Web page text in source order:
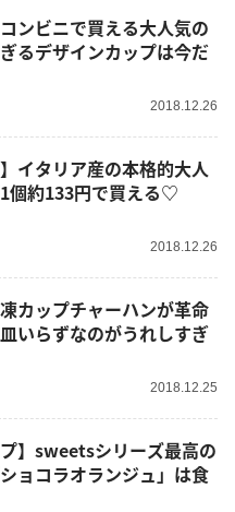
ンビニで買える大人気の
るデザインカップは今だ
2018.12.26
イタリア産の本格的大人
個約133円で買える♡
2018.12.26
カップチャーハンが革命
いらずなのがうれしすぎ
2018.12.25
プ】sweetsシリーズ最高の
ョコラオランジュ」は食